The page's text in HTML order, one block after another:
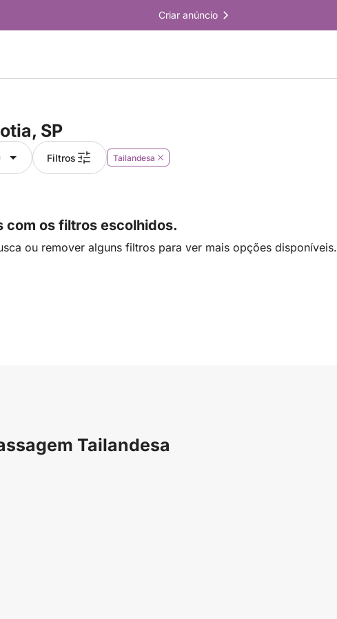
Criar anúncio
SP
Filtros Tailandesa
com os filtros escolhidos.
ou remover alguns filtros para ver mais opções disponíveis.
Tailandesa